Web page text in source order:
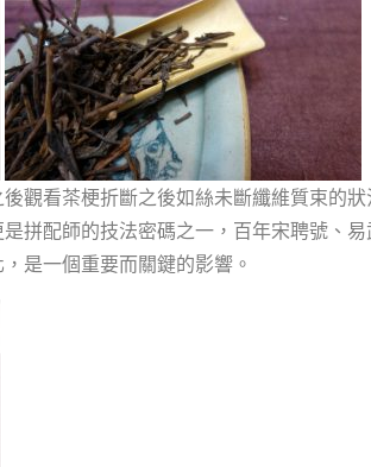
觀看茶梗折斷之後如絲未斷纖維質束的
拼配師的技法密碼之一，百年宋聘號、
是一個重要而關鍵的影響。